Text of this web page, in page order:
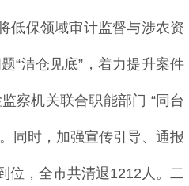
低保领域审计监督与涉农资
“清仓见底”，着力提升案件
察机关联合职能部门 “同台
同时，加强宣传引导、通报
位，全市共清退1212人。二